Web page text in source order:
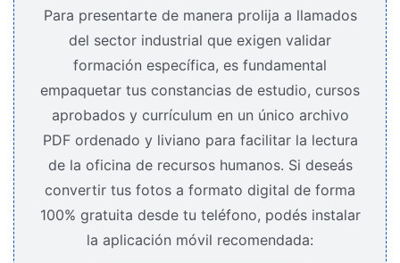
Para presentarte de manera prolija a llamados
del sector industrial que exigen validar
formación específica, es fundamental
empaquetar tus constancias de estudio, cursos
aprobados y currículum en un único archivo
PDF ordenado y liviano para facilitar la lectura
de la oficina de recursos humanos. Si deseás
convertir tus fotos a formato digital de forma
100% gratuita desde tu teléfono, podés instalar
la aplicación móvil recomendada: